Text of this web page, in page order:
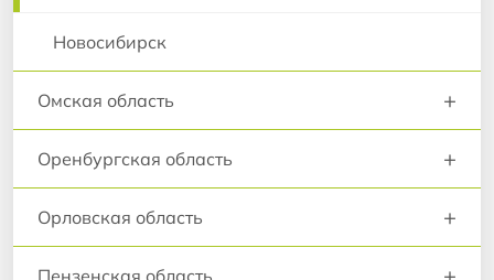
Новосибирск
Омская область +
Оренбургская область +
Орловская область +